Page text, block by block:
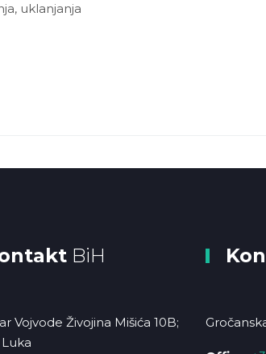
uklanjanja
BiH
Vojvode Živojina Mišića 10B;